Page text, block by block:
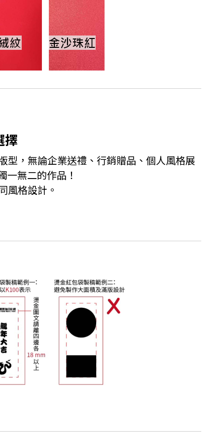
擇
型，無論企業送禮、行銷贈品、個人風格展
無二的作品！
風格設計。